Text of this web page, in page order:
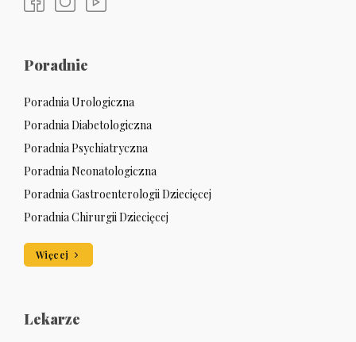
Poradnie
Poradnia Urologiczna
Poradnia Diabetologiczna
Poradnia Psychiatryczna
Poradnia Neonatologiczna
Poradnia Gastroenterologii Dziecięcej
Poradnia Chirurgii Dziecięcej
Więcej
Lekarze